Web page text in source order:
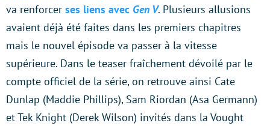
va renforcer ses liens avec Gen V. Plusieurs allusions
avaient déjà été faites dans les premiers chapitres
mais le nouvel épisode va passer à la vitesse
supérieure. Dans le teaser fraîchement dévoilé par le
compte officiel de la série, on retrouve ainsi Cate
Dunlap (Maddie Phillips), Sam Riordan (Asa Germann)
et Tek Knight (Derek Wilson) invités dans la Vought